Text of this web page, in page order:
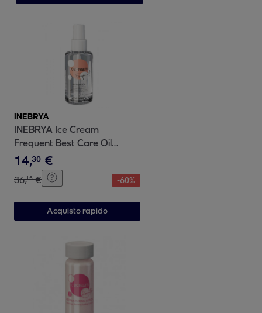
INEBRYA
INEBRYA Ice Cream
Frequent Best Care Oil
Illumninante Bifasico 100ml
14,30 €
36,15 € -60%
Acquisto rapido